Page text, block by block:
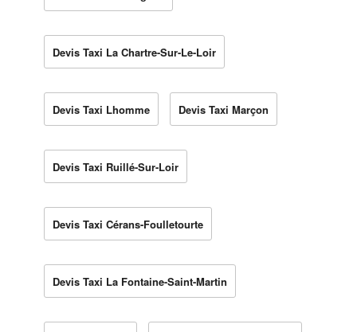
Devis Taxi La Chartre-Sur-Le-Loir
Devis Taxi Lhomme Devis Taxi Marçon
Devis Taxi Ruillé-Sur-Loir
Devis Taxi Cérans-Foulletourte
Devis Taxi La Fontaine-Saint-Martin